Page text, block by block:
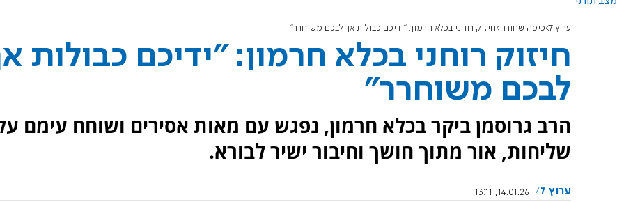
ערוץ 7 כיפה שחורה חיזוק רוחני בכלא חרמון: "ידיכם כבולות אך לבכם משוחרר"
חיזוק רוחני בכלא חרמון: "ידיכם כבולות
לבכם משוחרר"
הרב גרוסמן ביקר בכלא חרמון, נפגש עם מאות אסירים ושוחח עימם
שליחות, אור מתוך חושך וחיבור ישיר לבורא.
ערוץ 7
14.01.26, 13:11